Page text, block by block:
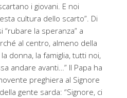
i giovani. E noi
cultura dello scarto”. Di
“rubare la speranza” a
al centro, almeno della
donna, la famiglia, tutti noi,
andare avanti…” Il Papa ha
preghiera al Signore
gente sarda: “Signore, ci